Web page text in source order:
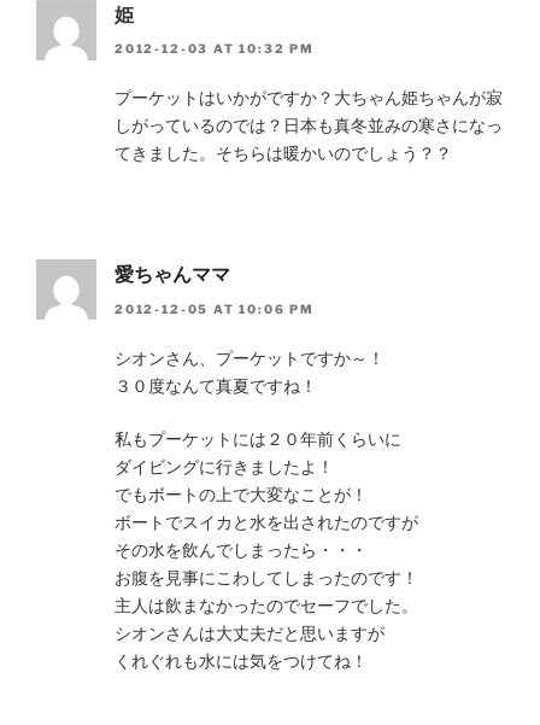
姫
2012-12-03 AT 10:32 PM
プーケットはいかがですか？大ちゃん姫ちゃんが寂
しがっているのでは？日本も真冬並みの寒さになっ
てきました。そちらは暖かいのでしょう？？
愛ちゃんママ
2012-12-05 AT 10:06 PM
シオンさん、プーケットですか～！
３０度なんて真夏ですね！
私もプーケットには２０年前くらいに
ダイビングに行きましたよ！
でもボートの上で大変なことが！
ボートでスイカと水を出されたのですが
その水を飲んでしまったら・・・
お腹を見事にこわしてしまったのです！
主人は飲まなかったのでセーフでした。
シオンさんは大丈夫だと思いますが
くれぐれも水には気をつけてね！